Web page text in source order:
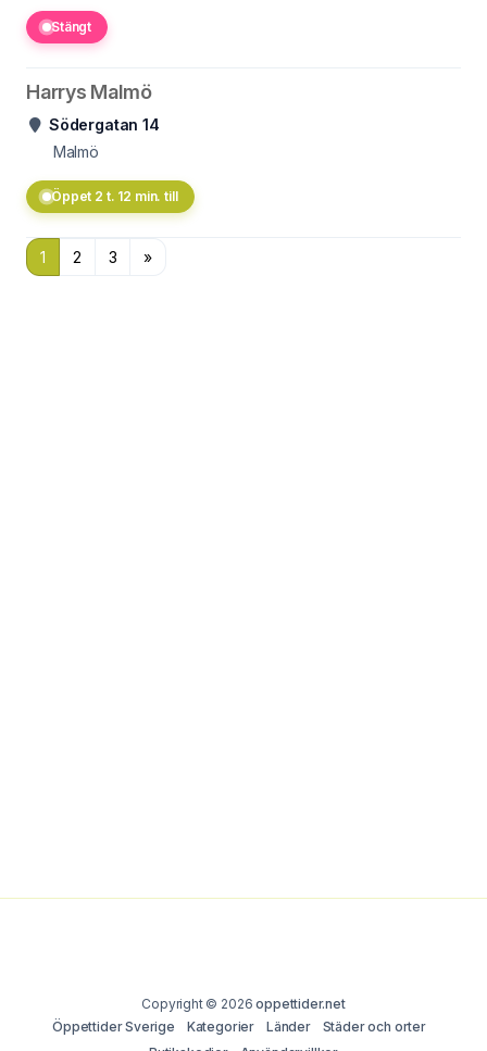
Stängt
Harrys Malmö
Södergatan 14
Malmö
Öppet 2 t. 12 min. till
1 2 3 »
Copyright © 2026oppettider.net
Öppettider Sverige
Kategorier Länder
Städer och orter